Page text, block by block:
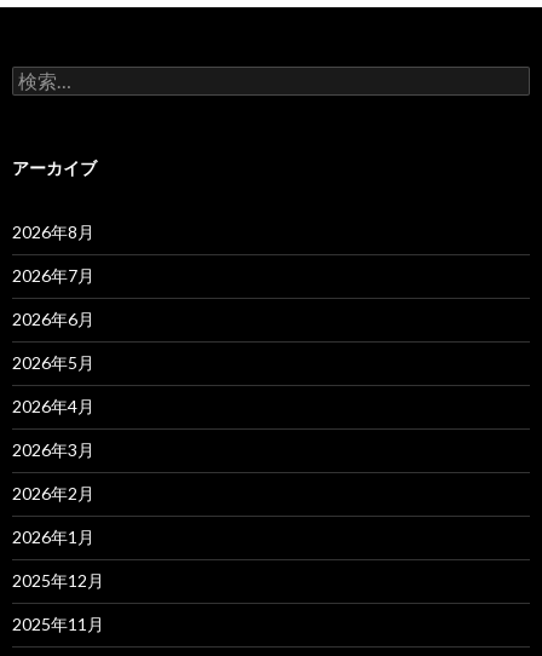
検
索:
アーカイブ
2026年8月
2026年7月
2026年6月
2026年5月
2026年4月
2026年3月
2026年2月
2026年1月
2025年12月
2025年11月